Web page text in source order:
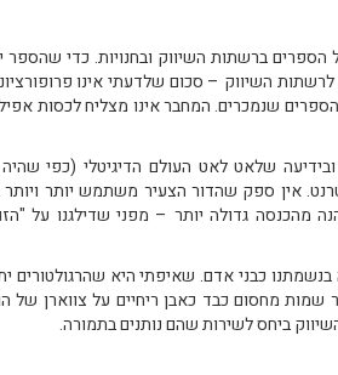
ברשתות השיווק ובחנויות. כדי שהספר
השיווק – סכום שלדעתי אינו
שנמכרים. המחבר אינו מצליח לכסות
ובידיעה שלאט לאט העולם הדיגיטלי (כפי
אין ספק שהדור הצעיר משתמש יותר ויותר
מהכנסה גדולה יותר – מפני שדילגנו על
כבני אדם. שאיפתי היא שהרגולטורים
מחסום כבד כאבן ריחיים על צווארן של
ביחס לשירות שהם נותנים בתמורה.